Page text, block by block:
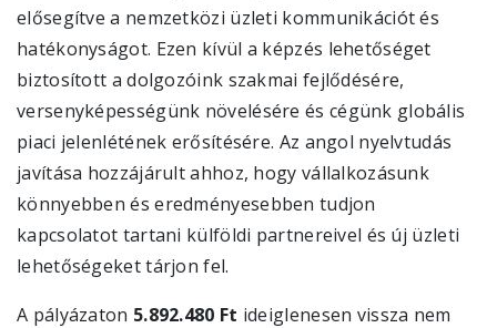
elősegítve a nemzetközi üzleti kommunikációt és
hatékonyságot. Ezen kívül a képzés lehetőséget
biztosított a dolgozóink szakmai fejlődésére,
versenyképességünk növelésére és cégünk globális
piaci jelenlétének erősítésére. Az angol nyelvtudás
javítása hozzájárult ahhoz, hogy vállalkozásunk
könnyebben és eredményesebben tudjon
kapcsolatot tartani külföldi partnereivel és új üzleti
lehetőségeket tárjon fel.
A pályázaton 5.892.480 Ft ideiglenesen vissza nem